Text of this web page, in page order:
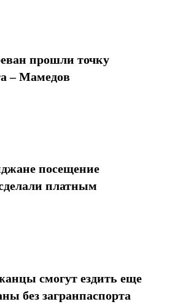
прошли точку
– Мамедов
посещение
платным
смогут ездить еще
без загранпаспорта